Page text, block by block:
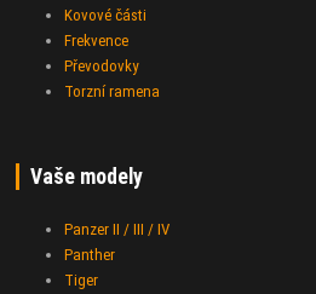
Kovové části
Frekvence
Převodovky
Torzní ramena
Vaše modely
Panzer II / III / IV
Panther
Tiger